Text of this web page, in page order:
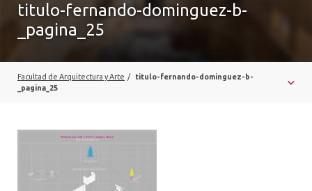
CARRERA
MAGÍSTER
VINCULACIÓN CON EL MEDIO
titulo-fernando-dominguez-b-
_pagina_25
Facultad de Arquitectura y Arte /
titulo-fernando-dominguez-b-
_pagina_25